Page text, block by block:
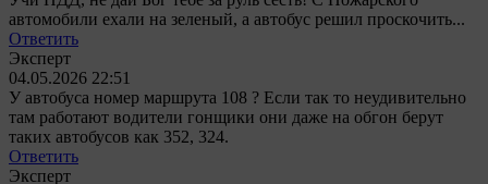
автомобили ехали на зеленый, а автобус решил проскочить...
Ответить
Эксперт
04.05.2026 22:51
У автобуса номер маршрута 108 ? Если так то неудивительно
там работают водители гонщики они даже на обгон берут
таких автобусов как 352, 324.
Ответить
Эксперт